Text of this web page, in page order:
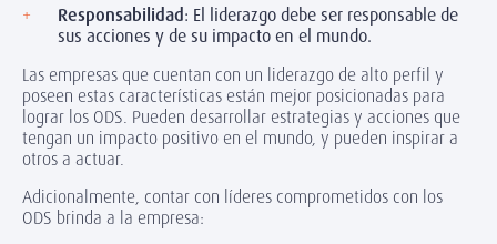
Responsabilidad: El liderazgo debe ser responsable de
sus acciones y de su impacto en el mundo.
Las empresas que cuentan con un liderazgo de alto perfil y
poseen estas características están mejor posicionadas para
lograr los ODS. Pueden desarrollar estrategias y acciones que
tengan un impacto positivo en el mundo, y pueden inspirar a
otros a actuar.
Adicionalmente, contar con líderes comprometidos con los
ODS brinda a la empresa: